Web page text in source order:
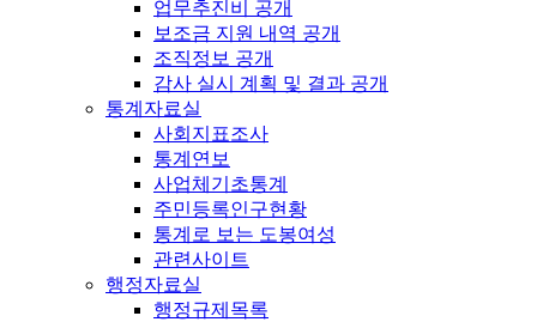
업무추진비 공개
보조금 지원 내역 공개
조직정보 공개
감사 실시 계획 및 결과 공개
통계자료실
사회지표조사
통계연보
사업체기초통계
주민등록인구현황
통계로 보는 도봉여성
관련사이트
행정자료실
행정규제목록